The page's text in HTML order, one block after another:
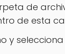
de
de esta
y selecciona